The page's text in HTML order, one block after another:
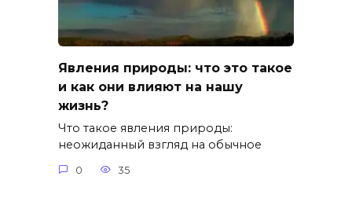
Явления природы: что это такое
и как они влияют на нашу
жизнь?
Что такое явления природы:
неожиданный взгляд на обычное
0 35